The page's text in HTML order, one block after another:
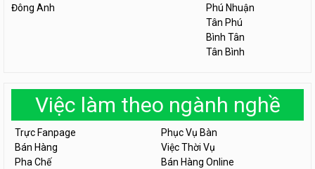
Đông Anh
Phú Nhuận
Tân Phú
Bình Tân
Tân Bình
Việc làm theo ngành nghề
Trực Fanpage
Phục Vụ Bàn
Bán Hàng
Việc Thời Vụ
Pha Chế
Bán Hàng Online